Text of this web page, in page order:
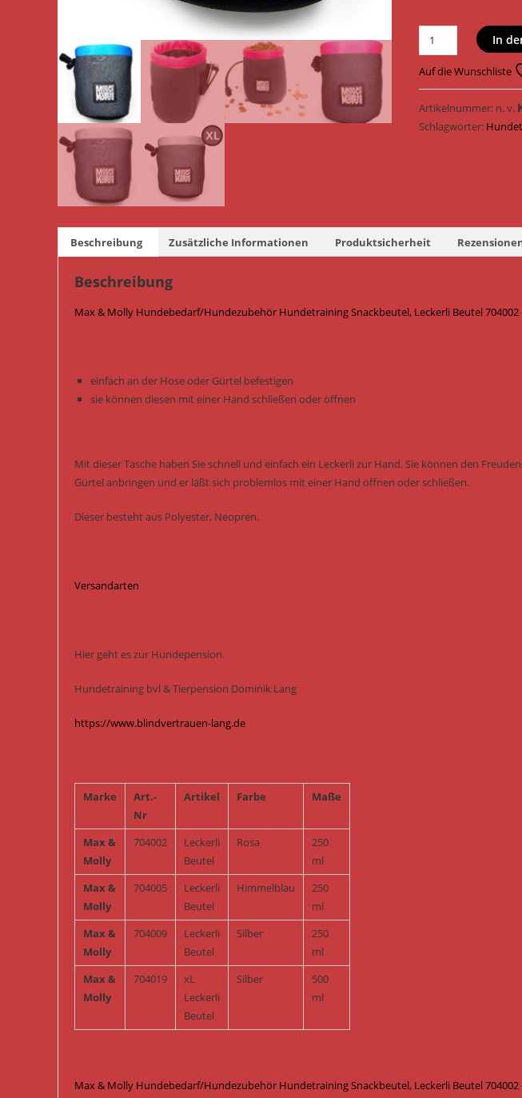
Max
&
Molly
Hundetraining
Leckerli
Beutel
In
Auf die Wunschliste
Artikelnummer: n. v.
Schlagwörter:
Beschreibung Zusätzliche Informationen Produktsicherheit
Beschreibung
Max & Molly Hundebedarf/Hundezubehör Hundetraining Snackbeutel, Leckerli Beutel 704002
einfach an der Hose oder Gürtel befestigen
sie können diesen mit einer Hand schließen oder öffnen
Mit dieser Tasche haben Sie schnell und einfach ein Leckerli zur Hand. Sie können den
Gürtel anbringen und er läßt sich problemlos mit einer Hand öffnen oder schließen.
Dieser besteht aus Polyester, Neopren.
Versandarten
Hier geht es zur Hundepension.
Hundetraining bvl & Tierpension Dominik Lang
https://www.blindvertrauen-lang.de
Marke
Art.-
Nr
Artikel Farbe Maße
Max &
Molly
704002
Leckerli
Beutel
Rosa
250
ml
Max &
Molly
704005
Leckerli
Beutel
Himmelblau
250
ml
Max &
Molly
704009
Leckerli
Beutel
Silber
250
ml
Max &
Molly
704019
xL
Leckerli
Beutel
Silber
500
ml
Max & Molly Hundebedarf/Hundezubehör Hundetraining Snackbeutel, Leckerli Beutel 704002